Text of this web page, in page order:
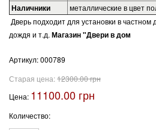
Наличники
металлические в цвет
Дверь подходит для установки в частном
дождя и т.д. Магазин "Двери в дом
Артикул:000789
Старая цена:12300.00 грн
Цена: 11100.00 грн
Количество: